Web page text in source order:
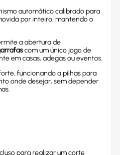
automático calibrado para
por inteiro, mantendo o
a abertura de
com um único jogo de
em casas, adegas ou eventos.
funcionando a pilhas para
onde desejar, sem depender
para realizar um corte